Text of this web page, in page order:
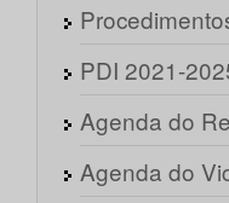
PDI 2021-
Agenda do
Agenda do